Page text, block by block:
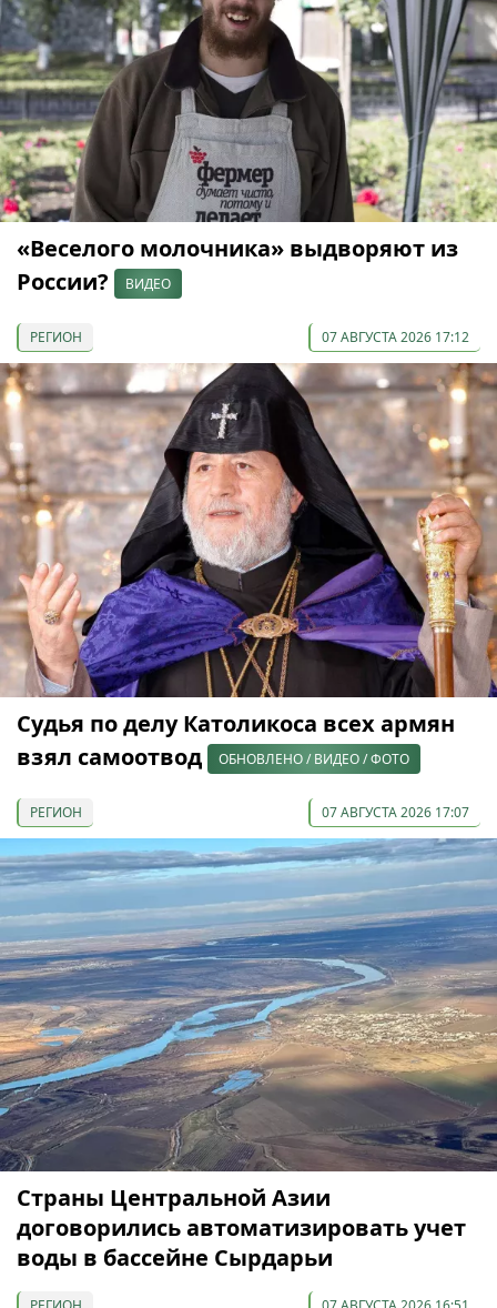
«Веселого молочника» выдворяют из
России?
ВИДЕО
РЕГИОН 07 АВГУСТА 2026 17:12
Судья по делу Католикоса всех армян
взял самоотвод
ОБНОВЛЕНО / ВИДЕО / ФОТО
РЕГИОН 07 АВГУСТА 2026 17:07
Страны Центральной Азии
договорились автоматизировать учет
воды в бассейне Сырдарьи